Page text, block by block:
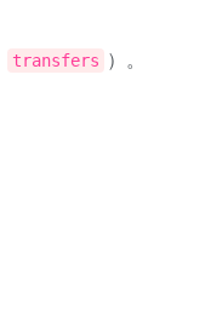
transfers ）。